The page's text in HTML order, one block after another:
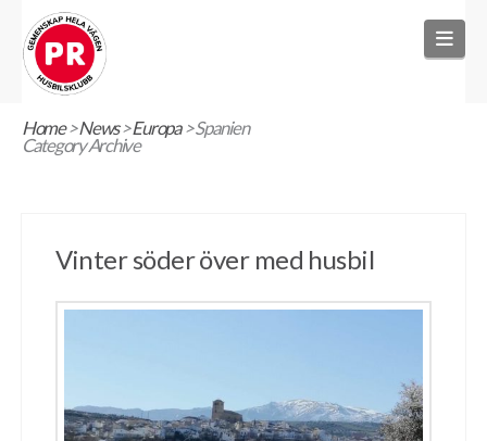
Home>News>Europa>Spanien
Category Archive
Vinter söder över med husbil